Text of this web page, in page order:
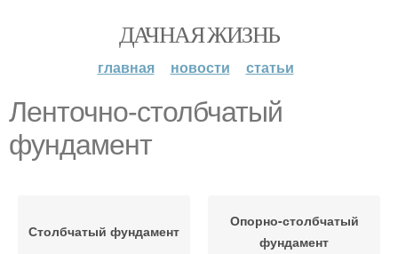
ДАЧНАЯ ЖИЗНЬ
главная новости статьи
Ленточно-столбчатый
фундамент
Столбчатый фундамент
Опорно-столбчатый
фундамент